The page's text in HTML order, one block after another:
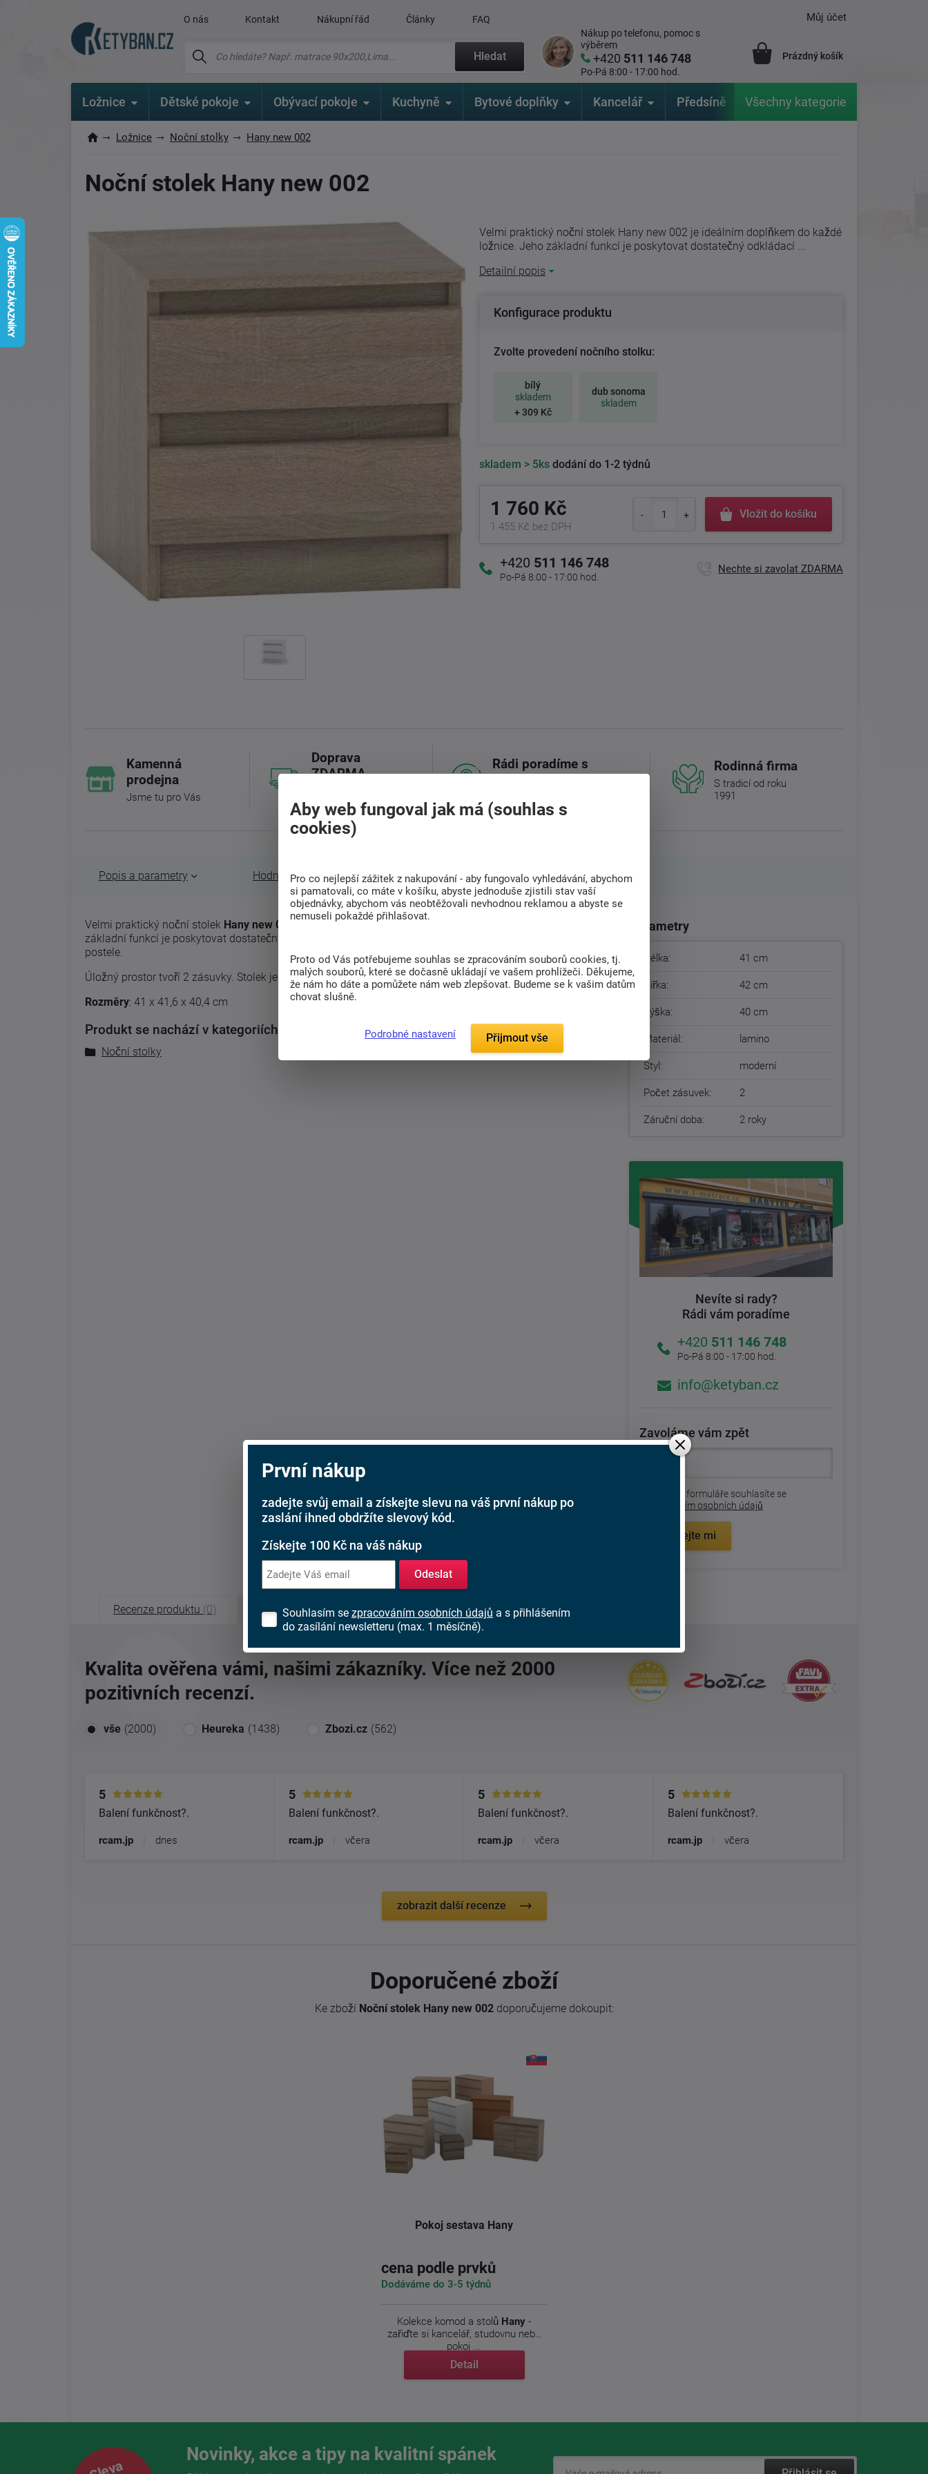
O nás Kontakt Nákupní řád Články FAQ
Hledat
Nákup po telefonu, pomoc s
výběrem
+420 511 146 748
Po-Pá 8:00 - 17:00 hod.
Můj účet
Prázdný košík
Ložnice Dětské pokoje Obývací pokoje Kuchyně Bytové doplňky Kancelář Předsíně Zahrada Značky
Všechny kategorie
Ložnice Noční stolky Hany new 002
Noční stolek Hany new 002
Velmi praktický noční stolek Hany new 002 je ideálním doplňkem do každé
ložnice. Jeho základní funkcí je poskytovat dostatečný odkládací ...
Detailní popis
Konfigurace produktu
Zvolte provedení nočního stolku:
bílý
skladem
+ 309 Kč
dub sonoma
skladem
skladem > 5ksdodání do 1-2 týdnů
1 760 Kč
1 455 Kč bez DPH
Vložit do košíku
+420 511 146 748
Po-Pá 8:00 - 17:00 hod.
Nechte si zavolat ZDARMA
Kamenná
prodejna
Jsme tu pro Vás
Doprava
ZDARMA
Kč
Rádi poradíme s
Rodinná firma
S tradicí od roku
1991
Popis a parametry Hodnocení (0) Související zboží (1)
Velmi praktický noční stolek Hany new 002
je ideálním doplňkem do každé ložnice. Jeho
základní funkcí je poskytovat dostatečný odkládací prostor na vše, co potřebujete mít u
postele.
Úložný prostor tvoří 2 zásuvky. Stolek je vyrobený z kvalitní laminové DTD s ABS hranami.
Rozměry: 41 x 41,6 x 40,4 cm
Produkt se nachází v kategoriích:
Noční stolky
Parametry
Délka: 41 cm
Šířka: 42 cm
Výška: 40 cm
Materiál: lamino
Styl: moderní
Počet zásuvek: 2
Záruční doba: 2 roky
Nevíte si rady?
Rádi vám poradíme
+420 511 146 748
Po-Pá 8:00 - 17:00 hod.
info@ketyban.cz
Zavoláme vám zpět
Odesláním formuláře souhlasíte se
zpracovaním osobních údajů
Zavolejte mi
Recenze produktu (0) Recenze obchodu(2000)
Kvalita ověřena vámi, našimi zákazníky. Více než 2000
pozitivních recenzí.
vše (2000) Heureka (1438) Zbozi.cz (562)
5
Balení funkčnost?.
rcam.jp dnes
5
Balení funkčnost?.
rcam.jp včera
5
Balení funkčnost?.
rcam.jp včera
5
Balení funkčnost?.
rcam.jp včera
zobrazit další recenze
Doporučené zboží
Ke zboží Noční stolek Hany new 002doporučujeme dokoupit:
Pokoj sestava Hany
cena podle prvků
Dodáváme do 3-5 týdnů
Kolekce komod a stolů Hany -
zařiďte si kancelář, studovnu nebo
pokoj ...
Detail
Novinky, akce a tipy na kvalitní spánek
První nákup
zadejte svůj email a získejte slevu na váš první nákup po
zaslání ihned obdržíte slevový kód.
Získejte 100 Kč na váš nákup
Odeslat
Souhlasím se zpracováním osobních údajů a s přihlášením
do zasílání newsletteru (max. 1 měsíčně).
Aby web fungoval jak má (souhlas s
cookies)
Pro co nejlepší zážitek z nakupování - aby fungovalo vyhledávání, abychom
si pamatovali, co máte v košíku, abyste jednoduše zjistili stav vaší
objednávky, abychom vás neobtěžovali nevhodnou reklamou a abyste se
nemuseli pokaždé přihlašovat.
Proto od Vás potřebujeme souhlas se zpracováním souborů cookies, tj.
malých souborů, které se dočasně ukládají ve vašem prohlížeči. Děkujeme,
že nám ho dáte a pomůžete nám web zlepšovat. Budeme se k vašim datům
chovat slušně.
Podrobné nastavení Přijmout vše